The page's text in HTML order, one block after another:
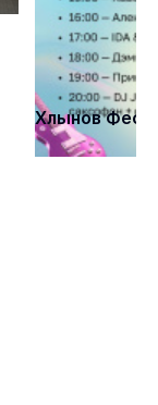
Статьи
Хлынов Фест